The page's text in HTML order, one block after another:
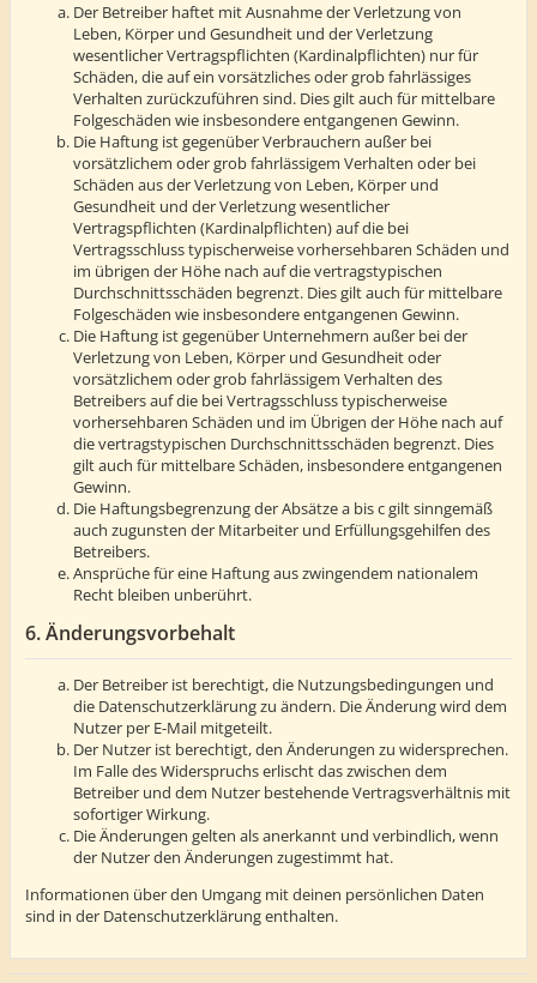
Der Betreiber haftet mit Ausnahme der Verletzung von
Leben, Körper und Gesundheit und der Verletzung
wesentlicher Vertragspflichten (Kardinalpflichten) nur für
Schäden, die auf ein vorsätzliches oder grob fahrlässiges
Verhalten zurückzuführen sind. Dies gilt auch für mittelbare
Folgeschäden wie insbesondere entgangenen Gewinn.
Die Haftung ist gegenüber Verbrauchern außer bei
vorsätzlichem oder grob fahrlässigem Verhalten oder bei
Schäden aus der Verletzung von Leben, Körper und
Gesundheit und der Verletzung wesentlicher
Vertragspflichten (Kardinalpflichten) auf die bei
Vertragsschluss typischerweise vorhersehbaren Schäden und
im übrigen der Höhe nach auf die vertragstypischen
Durchschnittsschäden begrenzt. Dies gilt auch für mittelbare
Folgeschäden wie insbesondere entgangenen Gewinn.
Die Haftung ist gegenüber Unternehmern außer bei der
Verletzung von Leben, Körper und Gesundheit oder
vorsätzlichem oder grob fahrlässigem Verhalten des
Betreibers auf die bei Vertragsschluss typischerweise
vorhersehbaren Schäden und im Übrigen der Höhe nach auf
die vertragstypischen Durchschnittsschäden begrenzt. Dies
gilt auch für mittelbare Schäden, insbesondere entgangenen
Gewinn.
Die Haftungsbegrenzung der Absätze a bis c gilt sinngemäß
auch zugunsten der Mitarbeiter und Erfüllungsgehilfen des
Betreibers.
Ansprüche für eine Haftung aus zwingendem nationalem
Recht bleiben unberührt.
6. Änderungsvorbehalt
Der Betreiber ist berechtigt, die Nutzungsbedingungen und
die Datenschutzerklärung zu ändern. Die Änderung wird dem
Nutzer per E-Mail mitgeteilt.
Der Nutzer ist berechtigt, den Änderungen zu widersprechen.
Im Falle des Widerspruchs erlischt das zwischen dem
Betreiber und dem Nutzer bestehende Vertragsverhältnis mit
sofortiger Wirkung.
Die Änderungen gelten als anerkannt und verbindlich, wenn
der Nutzer den Änderungen zugestimmt hat.
Informationen über den Umgang mit deinen persönlichen Daten
sind in der Datenschutzerklärung enthalten.